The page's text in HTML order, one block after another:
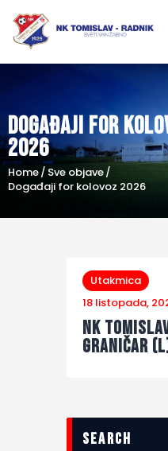
Događaji for
2026
Home
Sve objave
Događaji for kolovoz 2026
Home
O nama
Utakmice
Škola
Shop
Kontakt
Utakmica
18 listopada,
NK
Graničar
search